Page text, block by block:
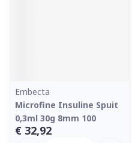
Embecta
Microfine Insuline Spuit
0,3ml 30g 8mm 100
€ 32,92